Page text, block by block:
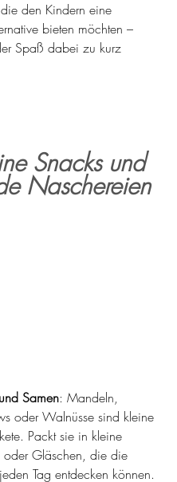
den Kindern eine
bieten möchten –
Spaß dabei zu kurz
Snacks und
Naschereien
Samen: Mandeln,
oder Walnüsse sind kleine
Packt sie in kleine
oder Gläschen, die die
Tag entdecken können.